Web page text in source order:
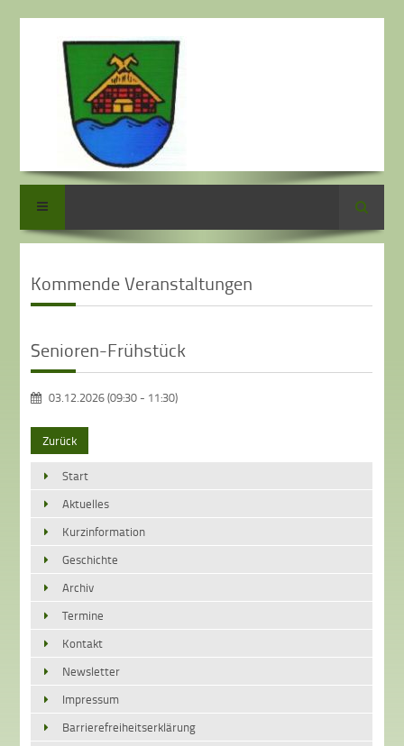
Suche
Kommende Veranstaltungen
Senioren-Frühstück
03.12.2026 (09:30- 11:30)
Zurück
Start
Aktuelles
Kurzinformation
Geschichte
Archiv
Termine
Kontakt
Newsletter
Impressum
Barrierefreiheitserklärung